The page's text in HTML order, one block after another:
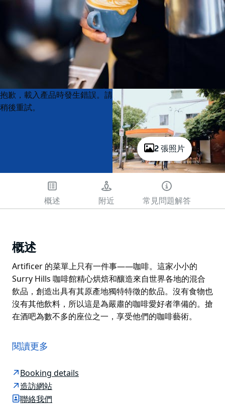
2 張照片
Product
List
Product
List
抱歉，載入產品時發生錯誤。請
稍後重試。
概述 附近 常見問題解答
概述
Artificer 的菜單上只有一件事——咖啡。這家小小的
Surry Hills 咖啡館精心烘焙和釀造來自世界各地的混合
飲品，創造出具有其原產地獨特特徵的飲品。沒有食物也
沒有其他飲料，所以這是為嚴肅的咖啡愛好者準備的。搶
在酒吧為數不多的座位之一，享受他們的咖啡藝術。
Surry Hills 咖啡館精心烘焙和釀造來自世界各地的混合
飲品，創造出具有其原產地獨特特徵的飲品。沒有食物也
在酒吧為數不多的座位之一，享受他們的咖啡藝術。
閱讀更多
Booking details
造訪網站
聯絡我們